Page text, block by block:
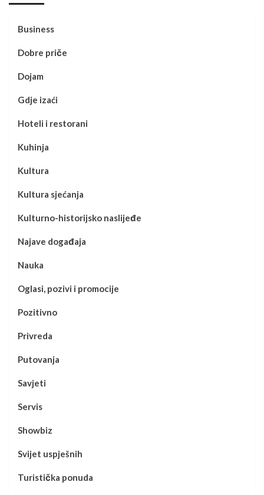
Business
Dobre priče
Dojam
Gdje izaći
Hoteli i restorani
Kuhinja
Kultura
Kultura sjećanja
Kulturno-historijsko naslijeđe
Najave događaja
Nauka
Oglasi, pozivi i promocije
Pozitivno
Privreda
Putovanja
Savjeti
Servis
Showbiz
Svijet uspješnih
Turistička ponuda